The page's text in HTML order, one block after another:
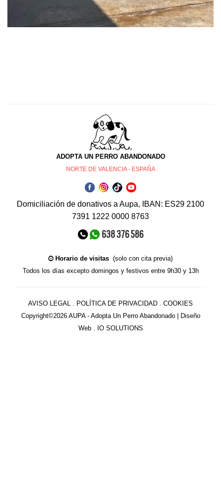
ADOPTA UN PERRO ABANDONADO
NORTE DE VALENCIA - ESPAÑA
Domiciliación de donativos a Aupa, IBAN: ES29 2100
7391 1222 0000 8763
638 376 586
Horario de visitas (solo con cita previa)
Todos los días excepto domingos y festivos entre 9h30 y 13h
AVISO LEGAL . POLÍTICA DE PRIVACIDAD . COOKIES
Copyright©2026 AUPA - Adopta Un Perro Abandonado |
Diseño
Web . IO SOLUTIONS